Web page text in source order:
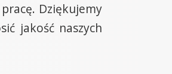
Dziękujemy
jakość naszych